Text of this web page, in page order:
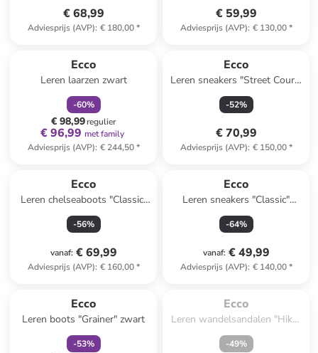
€ 68,99
Adviesprijs (AVP): € 180,00*
€ 59,99
Adviesprijs (AVP): € 130,00*
Ecco
Leren laarzen zwart
-60%
€ 98,99regulier
€ 96,99 met family
Adviesprijs (AVP): € 244,50*
Ecco
Leren sneakers "Street Court"
wit/lichtblauw
-52%
€ 70,99
Adviesprijs (AVP): € 150,00*
Ecco
Leren chelseaboots "Classic"
lichtbruin
-56%
vanaf: € 69,99
Adviesprijs (AVP): € 160,00*
Ecco
Leren sneakers "Classic"
donkerblauw/wit
-64%
vanaf: € 49,99
Adviesprijs (AVP): € 140,00*
Ecco
Leren boots "Grainer" zwart
-53%
uitverkocht.
Ecco
Leren wandelsandalen "Hike"
wit
-49%